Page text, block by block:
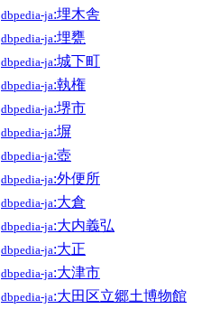
dbpedia-ja:埋木舎
dbpedia-ja:埋甕
dbpedia-ja:城下町
dbpedia-ja:執権
dbpedia-ja:堺市
dbpedia-ja:塀
dbpedia-ja:壺
dbpedia-ja:外便所
dbpedia-ja:大倉
dbpedia-ja:大内義弘
dbpedia-ja:大正
dbpedia-ja:大津市
dbpedia-ja:大田区立郷土博物館